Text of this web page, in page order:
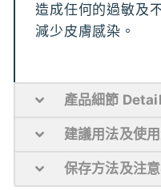
造成任何的過敏及
減少皮膚感染。
產品細節
建議用法及使
保存方法及注